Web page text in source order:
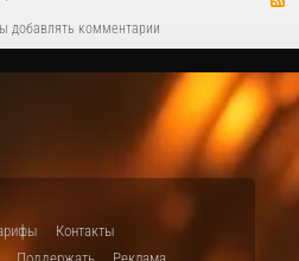
добавлять комментарии
Контакты